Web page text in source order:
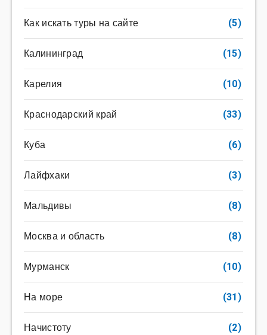
Как искать туры на сайте (5)
Калининград (15)
Карелия (10)
Краснодарский край (33)
Куба (6)
Лайфхаки (3)
Мальдивы (8)
Москва и область (8)
Мурманск (10)
На море (31)
Начистоту (2)